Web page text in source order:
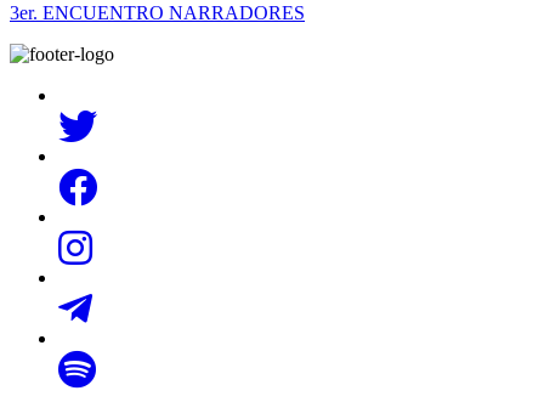
3er. ENCUENTRO NARRADORES